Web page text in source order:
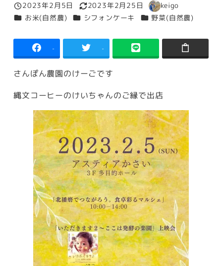
投稿日
2023年2月5日
更新日
2023年2月25日
著
者
keigo
カテゴリー
お米(自然農) カテゴリー
シフォンケーキ カテゴリー
野菜(自然農)
- -
さんぽん農園のけーごです
縄文コーヒーのけいちゃんのご縁で出店